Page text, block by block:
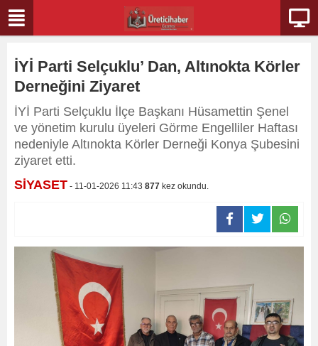
İYİ Parti Selçuklu’ Dan, Altınokta Körler
Derneğini Ziyaret
İYİ Parti Selçuklu İlçe Başkanı Hüsamettin Şenel
ve yönetim kurulu üyeleri Görme Engelliler Haftası
nedeniyle Altınokta Körler Derneği Konya Şubesini
ziyaret etti.
SİYASET - 11-01-2026 11:43 877 kez okundu.